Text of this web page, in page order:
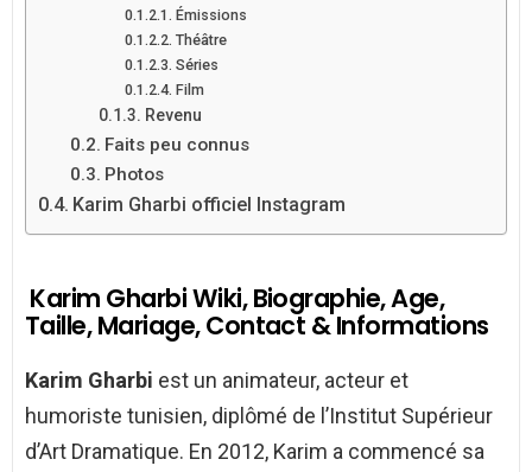
Émissions
Théâtre
Séries
Film
Revenu
Faits peu connus
Photos
Karim Gharbi officiel Instagram
Karim Gharbi Wiki, Biographie, Age,
Taille, Mariage, Contact & Informations
Karim Gharbi est un animateur, acteur et
humoriste tunisien, diplômé de l’Institut Supérieur
d’Art Dramatique. En 2012, Karim a commencé sa